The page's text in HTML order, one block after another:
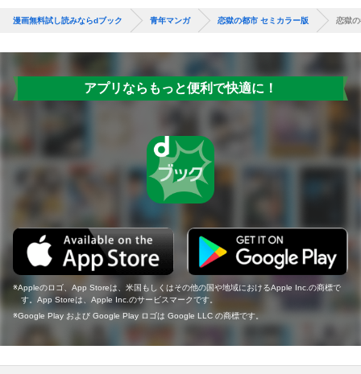
漫画無料試し読みならdブック 青年マンガ 恋獄の都市 セミカラー版 恋獄
アプリならもっと便利で快適に！
Appleのロゴ、App Storeは、米国もしくはその他の国や地域におけるApple Inc.の商標で
す。App Storeは、Apple Inc.のサービスマークです。
Google Play および Google Play ロゴは Google LLC の商標です。